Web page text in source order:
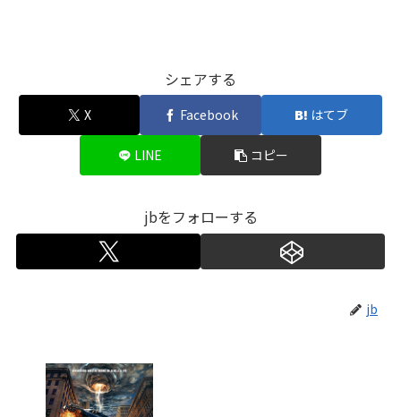
シェアする
X Facebook はてブ
LINE コピー
jbをフォローする
jb